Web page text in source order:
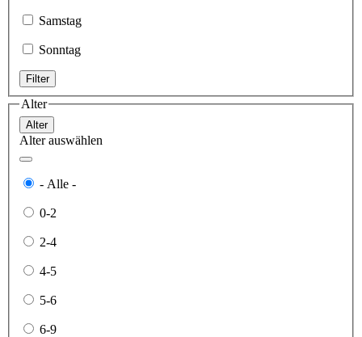
Samstag
Sonntag
Filter
Alter
Alter
Alter auswählen
- Alle -
0-2
2-4
4-5
5-6
6-9